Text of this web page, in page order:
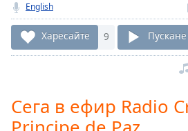
Remaining
Time-
Chapters
English
Харесайте 9 Пускане
Сега в ефир Radio